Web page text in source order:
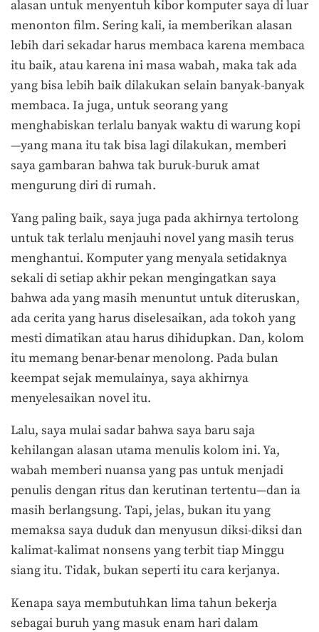
alasan untuk menyentuh kibor komputer saya di luar
menonton film. Sering kali, ia memberikan alasan
lebih dari sekadar harus membaca karena membaca
itu baik, atau karena ini masa wabah, maka tak ada
yang bisa lebih baik dilakukan selain banyak-banyak
membaca. Ia juga, untuk seorang yang
menghabiskan terlalu banyak waktu di warung kopi
—yang mana itu tak bisa lagi dilakukan, memberi
saya gambaran bahwa tak buruk-buruk amat
mengurung diri di rumah.
Yang paling baik, saya juga pada akhirnya tertolong
untuk tak terlalu menjauhi novel yang masih terus
menghantui. Komputer yang menyala setidaknya
sekali di setiap akhir pekan mengingatkan saya
bahwa ada yang masih menuntut untuk diteruskan,
ada cerita yang harus diselesaikan, ada tokoh yang
mesti dimatikan atau harus dihidupkan. Dan, kolom
itu memang benar-benar menolong. Pada bulan
keempat sejak memulainya, saya akhirnya
menyelesaikan novel itu.
Lalu, saya mulai sadar bahwa saya baru saja
kehilangan alasan utama menulis kolom ini. Ya,
wabah memberi nuansa yang pas untuk menjadi
penulis dengan ritus dan kerutinan tertentu—dan ia
masih berlangsung. Tapi, jelas, bukan itu yang
memaksa saya duduk dan menyusun diksi-diksi dan
kalimat-kalimat nonsens yang terbit tiap Minggu
siang itu. Tidak, bukan seperti itu cara kerjanya.
Kenapa saya membutuhkan lima tahun bekerja
sebagai buruh yang masuk enam hari dalam